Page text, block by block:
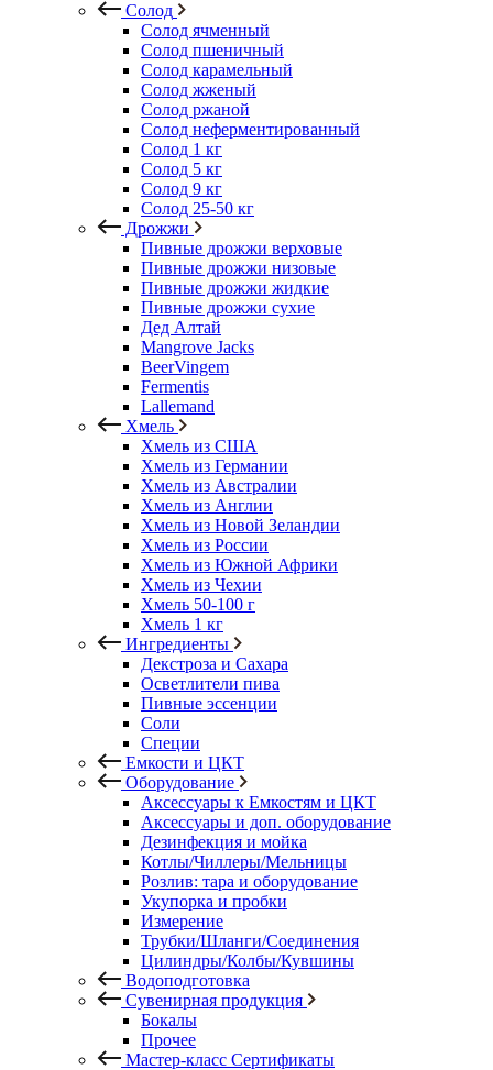
Солод
Солод ячменный
Солод пшеничный
Солод карамельный
Солод жженый
Солод ржаной
Солод неферментированный
Солод 1 кг
Солод 5 кг
Солод 9 кг
Солод 25-50 кг
Дрожжи
Пивные дрожжи верховые
Пивные дрожжи низовые
Пивные дрожжи жидкие
Пивные дрожжи сухие
Дед Алтай
Mangrove Jacks
BeerVingem
Fermentis
Lallemand
Хмель
Хмель из США
Хмель из Германии
Хмель из Австралии
Хмель из Англии
Хмель из Новой Зеландии
Хмель из России
Хмель из Южной Африки
Хмель из Чехии
Хмель 50-100 г
Хмель 1 кг
Ингредиенты
Декстроза и Сахара
Осветлители пива
Пивные эссенции
Соли
Специи
Емкости и ЦКТ
Оборудование
Аксессуары к Емкостям и ЦКТ
Аксессуары и доп. оборудование
Дезинфекция и мойка
Котлы/Чиллеры/Мельницы
Розлив: тара и оборудование
Укупорка и пробки
Измерение
Трубки/Шланги/Соединения
Цилиндры/Колбы/Кувшины
Водоподготовка
Сувенирная продукция
Бокалы
Прочее
Мастер-класс Сертификаты